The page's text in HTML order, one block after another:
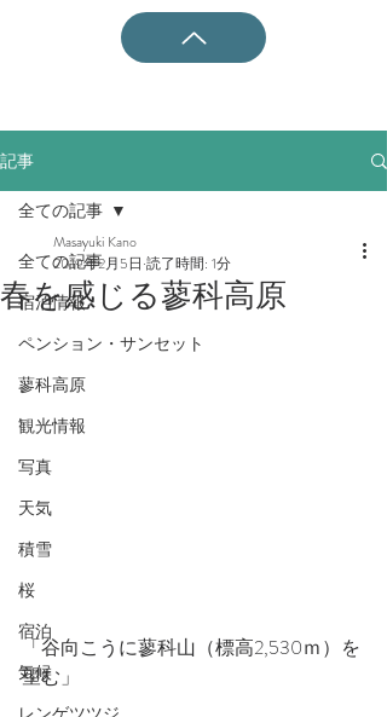
記事
全ての記事
宿泊情報
ペンション・サンセット
蓼科高原
観光情報
写真
天気
積雪
桜
宿泊
気候
全ての記事
春を感じる蓼科高原
Masayuki Kano
2019年2月5日 読了時間: 1分
「谷向こうに蓼科山（標高2,530ｍ）を
望む」